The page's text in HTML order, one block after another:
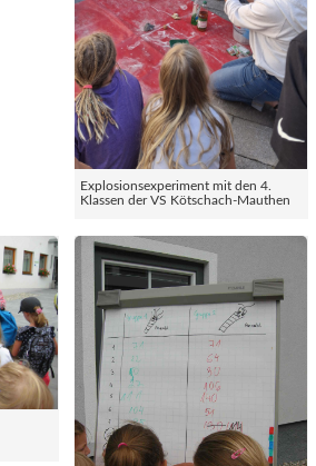
Explosionsexperiment mit den 4.
Klassen der VS Kötschach-Mauthen